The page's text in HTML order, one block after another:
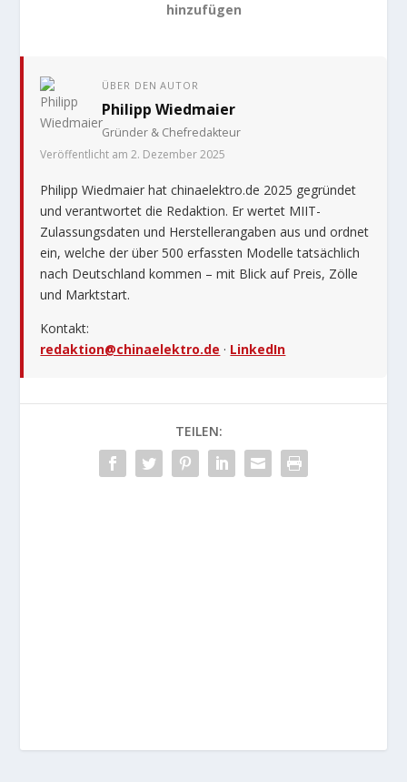
ÜBER DEN AUTOR
Philipp Wiedmaier
Gründer & Chefredakteur
Veröffentlicht am 2. Dezember 2025
Philipp Wiedmaier hat chinaelektro.de 2025 gegründet
und verantwortet die Redaktion. Er wertet MIIT-
Zulassungsdaten und Herstellerangaben aus und ordnet
ein, welche der über 500 erfassten Modelle tatsächlich
nach Deutschland kommen – mit Blick auf Preis, Zölle
und Marktstart.
Kontakt:
redaktion@chinaelektro.de · LinkedIn
TEILEN: